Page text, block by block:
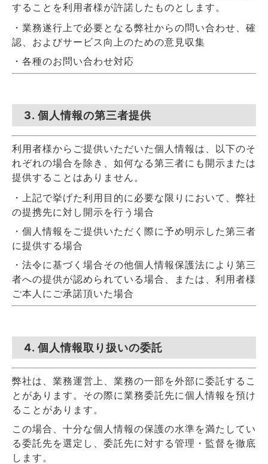
することを利用者様が許諾したものとします。
・業務遂行上で必要となる弊社からの問い合わせ、確
認、およびサービス向上のための意見収集
・各種のお問い合わせ対応
3. 個人情報の第三者提供
利用者様からご提供いただいた個人情報は、以下のそ
れぞれの場合を除き、如何なる第三者にも開示または
提供することはありません。
・上記で挙げた利用目的に必要な限りにおいて、弊社
の提携先に対し開示を行う場合
・個人情報をご提供いただく際に予め明示した第三者
に提供する場合
・法令に基づく場合その他個人情報保護法により第三
者への提供が認められている場合、または、利用者様
ご本人にご承諾頂いた場合
4. 個人情報取り扱いの委託
弊社は、業務運営上、業務の一部を外部に委託するこ
とがあります。その際に業務委託先に個人情報を預け
ることがあります。
この場合、十分な個人情報の保護の水準を満たしてい
る委託先を選定し、委託先に対する管理・監督を徹底
します。